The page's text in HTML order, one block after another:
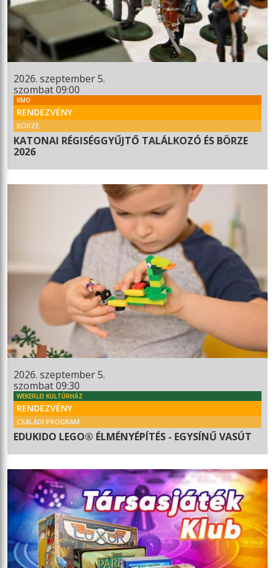
2026. szeptember 5.
szombat 09:00
KMO
RENDEZVÉNY
BÖRZE
KATONAI RÉGISÉGGYŰJTŐ TALÁLKOZÓ ÉS BÖRZE
2026
2026. szeptember 5.
szombat 09:30
WEKERLEI KULTÚRHÁZ
RENDEZVÉNY
CSALÁDI PROGRAM
EDUKIDO LEGO® ÉLMÉNYÉPÍTÉS - EGYSÍNŰ VASÚT